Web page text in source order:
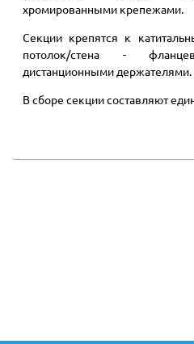
хромированными крепежами.
Секции крепятся к
потолок/стена -
дистанционными держателями.
В сборе секции составляют